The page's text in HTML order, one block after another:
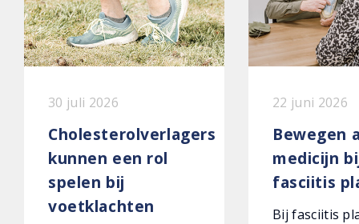
30 juli 2026
Cholesterolverlagers
kunnen een rol
spelen bij
voetklachten
22 juni 2026
Bewegen
medicijn
fasciitis
Bij fasciitis